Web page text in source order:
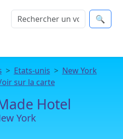
🔍
Etats-unis
New York
sur la carte
Hotel
York